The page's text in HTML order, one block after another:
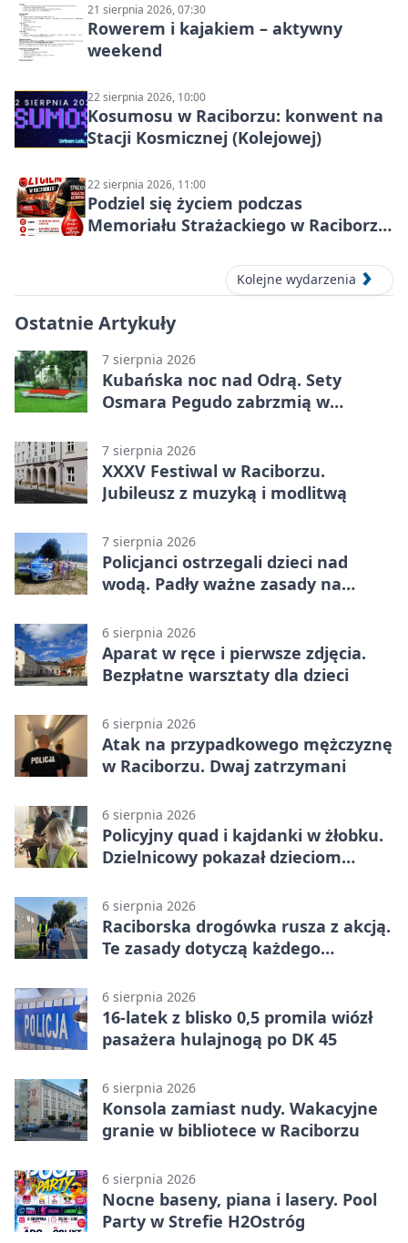
21 sierpnia 2026, 07:30
Rowerem i kajakiem – aktywny
weekend
22 sierpnia 2026, 10:00
Kosumosu w Raciborzu: konwent na
Stacji Kosmicznej (Kolejowej)
22 sierpnia 2026, 11:00
Podziel się życiem podczas
Memoriału Strażackiego w Raciborzu
Kolejne wydarzenia
Ostatnie Artykuły
7 sierpnia 2026
Kubańska noc nad Odrą. Sety
Osmara Pegudo zabrzmią w
7 sierpnia 2026
XXXV Festiwal w Raciborzu.
Jubileusz z muzyką i modlitwą
7 sierpnia 2026
Policjanci ostrzegali dzieci nad
wodą. Padły ważne zasady na
6 sierpnia 2026
Aparat w ręce i pierwsze zdjęcia.
Bezpłatne warsztaty dla dzieci
6 sierpnia 2026
Atak na przypadkowego mężczyznę
w Raciborzu. Dwaj zatrzymani
6 sierpnia 2026
Policyjny quad i kajdanki w żłobku.
Dzielnicowy pokazał dzieciom
6 sierpnia 2026
Raciborska drogówka rusza z akcją.
Te zasady dotyczą każdego
6 sierpnia 2026
16-latek z blisko 0,5 promila wiózł
pasażera hulajnogą po DK 45
6 sierpnia 2026
Konsola zamiast nudy. Wakacyjne
granie w bibliotece w Raciborzu
6 sierpnia 2026
Nocne baseny, piana i lasery. Pool
Party w Strefie H2Ostróg